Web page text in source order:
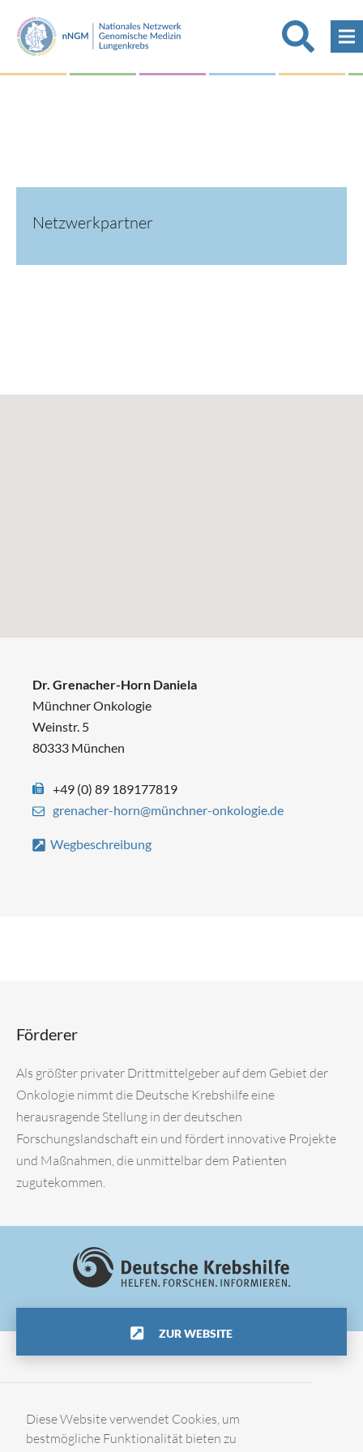
Diese Website verwendet Cookies, um
bestmögliche Funktionalität bieten zu
Netzwerkpartner
Dr. Grenacher-Horn Daniela
Münchner Onkologie
Weinstr. 5
80333 München
+49 (0) 89 189177819
grenacher-horn@münchner-onkologie.de
Wegbeschreibung
Förderer
Als größter privater Drittmittelgeber auf dem Gebiet der
Onkologie nimmt die Deutsche Krebshilfe eine
herausragende Stellung in der deutschen
Forschungslandschaft ein und fördert innovative Projekte
und Maßnahmen, die unmittelbar dem Patienten
zugutekommen.
ZUR WEBSITE